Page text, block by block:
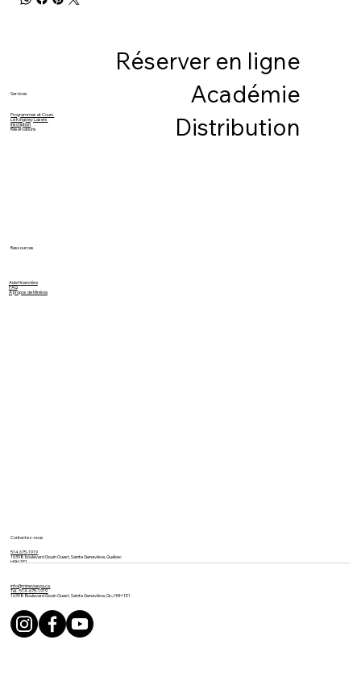
Réserver en ligne
Académie
Distribution
Services
Programmes et Cours
Le Kingsley Lasers
Inscription
Réservations
Ressources
Aide financière
FAQ
À propos de Minévia
Contactez-nous
514 675-1919
16398 boulevard Gouin Ouest, Sainte Geneviève, Québec
H9H 1E1
info@mineviaspa.ca
Tél. : 514-675-1919
16398 Boulevard Gouin Ouest, Sainte Geneviève, Qc, H9H 1E1